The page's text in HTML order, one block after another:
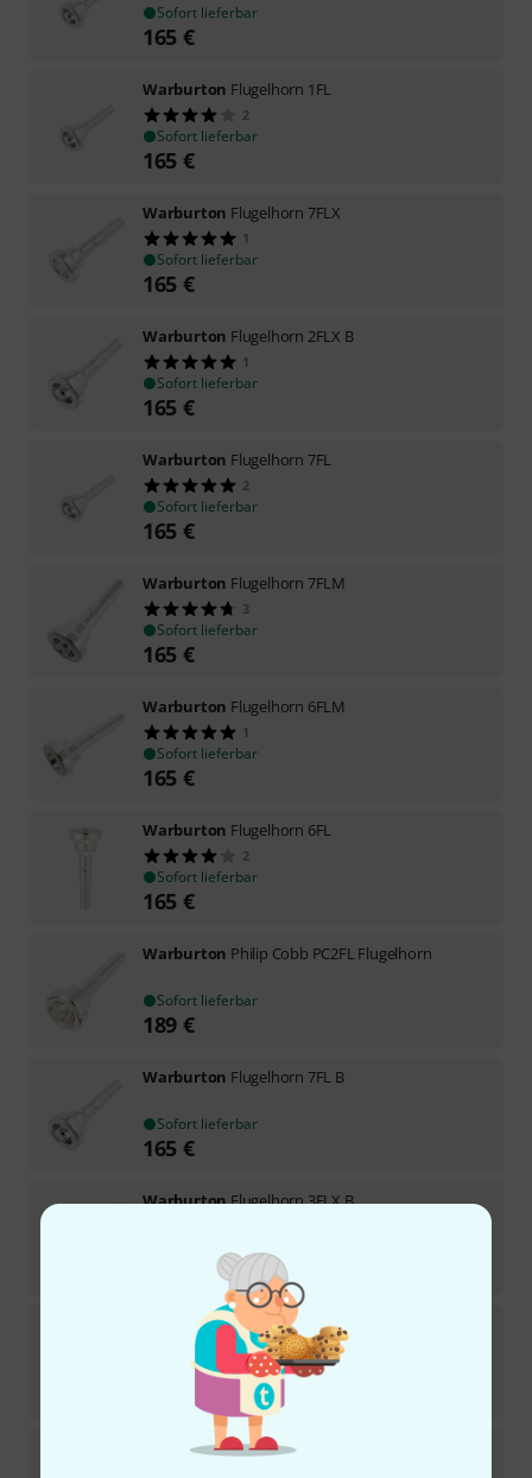
Sofort lieferbar
165 €
Warburton Flugelhorn 1FL
2
Sofort lieferbar
165 €
Warburton Flugelhorn 7FLX
1
Sofort lieferbar
165 €
Warburton Flugelhorn 2FLX B
1
Sofort lieferbar
165 €
Warburton Flugelhorn 7FL
2
Sofort lieferbar
165 €
Warburton Flugelhorn 7FLM
3
Sofort lieferbar
165 €
Warburton Flugelhorn 6FLM
1
Sofort lieferbar
165 €
Warburton Flugelhorn 6FL
2
Sofort lieferbar
165 €
Warburton Philip Cobb PC2FL Flugelhorn
Sofort lieferbar
189 €
Warburton Flugelhorn 7FL B
Sofort lieferbar
165 €
WarburtonFlugelhorn 3FLX B
WarburtonFlugelhorn 2FLX
1
Sofort lieferbar
WarburtonFlugelhorn 7FLX B